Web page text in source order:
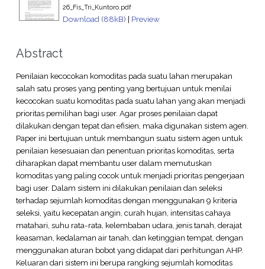
26_Fis_Tri_Kuntoro.pdf
Download (88kB) | Preview
Abstract
Penilaian kecocokan komoditas pada suatu lahan merupakan
salah satu proses yang penting yang bertujuan untuk menilai
kecocokan suatu komoditas pada suatu lahan yang akan menjadi
prioritas pemilihan bagi user. Agar proses penilaian dapat
dilakukan dengan tepat dan efisien, maka digunakan sistem agen.
Paper ini bertujuan untuk membangun suatu sistem agen untuk
penilaian kesesuaian dan penentuan prioritas komoditas, serta
diharapkan dapat membantu user dalam memutuskan
komoditas yang paling cocok untuk menjadi prioritas pengerjaan
bagi user. Dalam sistem ini dilakukan penilaian dan seleksi
terhadap sejumlah komoditas dengan menggunakan 9 kriteria
seleksi, yaitu kecepatan angin, curah hujan, intensitas cahaya
matahari, suhu rata-rata, kelembaban udara, jenis tanah, derajat
keasaman, kedalaman air tanah, dan ketinggian tempat, dengan
menggunakan aturan bobot yang didapat dari perhitungan AHP.
Keluaran dari sistem ini berupa rangking sejumlah komoditas